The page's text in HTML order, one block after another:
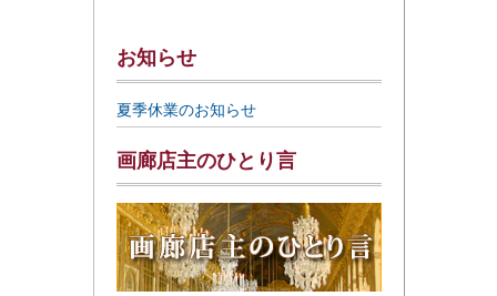
お知らせ
夏季休業のお知らせ
画廊店主のひとり言